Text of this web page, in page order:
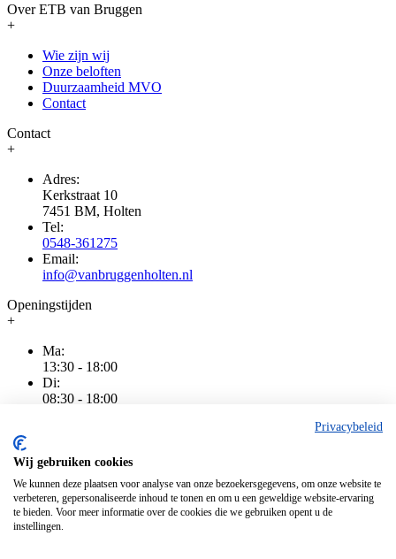
Privacybeleid
Wij gebruiken cookies
We kunnen deze plaatsen voor analyse van onze bezoekersgegevens, om onze website te
verbeteren, gepersonaliseerde inhoud te tonen en om u een geweldige website-ervaring
te bieden. Voor meer informatie over de cookies die we gebruiken opent u de
instellingen.
Over ETB van Bruggen
+
Wie zijn wij
Onze beloften
Duurzaamheid MVO
Contact
Contact
+
Adres:
Kerkstraat 10
7451 BM, Holten
Tel:
0548-361275
Email:
info@vanbruggenholten.nl
Openingstijden
+
Ma:
13:30 - 18:00
Di:
08:30 - 18:00
08:30 - 20:00
08:30 - 18:00
Za:
08:30 - 16:00